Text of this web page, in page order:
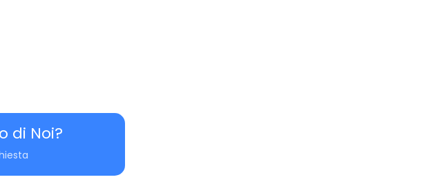
di Noi?